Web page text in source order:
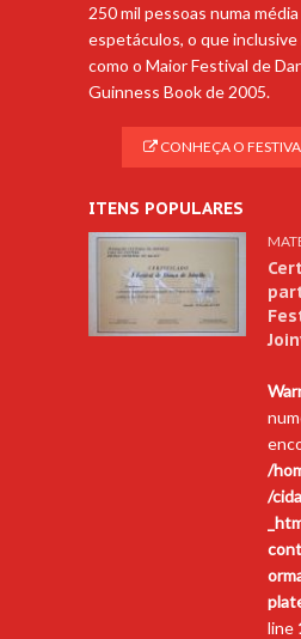
250 mil pessoas numa
espetáculos, o que inclusive
como o Maior Festival de
Guinness Book de 2005.
CONHEÇA O
ITENS POPULARES
/
/
line